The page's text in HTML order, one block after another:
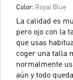
Color: Royal Blue
La calidad es
pero ojo con la
que usas
coger una talla
normalmente
aún y todo